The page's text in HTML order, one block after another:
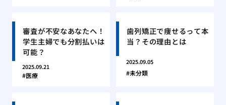
審査が不安なあなたへ！
学生主婦でも分割払いは
可能？
2025.09.21
医療
歯列矯正で痩せるって本
当？その理由とは
2025.09.05
未分類